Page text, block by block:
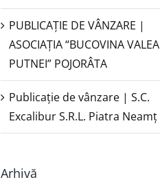
PUBLICAŢIE DE VÂNZARE |
ASOCIAȚIA “BUCOVINA VALEA
PUTNEI” POJORÂTA
Publicație de vânzare | S.C.
Excalibur S.R.L. Piatra Neamţ
Arhivă